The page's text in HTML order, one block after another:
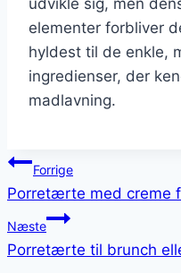
elementer forbliver
hyldest til de enkle,
ingredienser, der
madlavning.
Forrige
Porretærte med creme
Næste
Porretærte til brunch